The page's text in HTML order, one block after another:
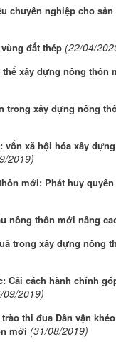
chuyên nghiệp cho sản
đất thép (22/04/
xây dựng nông thôn
trong xây dựng nông
vốn xã hội hóa xây
2019)
mới: Phát huy
nông thôn mới nâng
trong xây dựng nông
Cải cách hành chính
09/2019)
thi đua Dân vận
mới (31/08/2019)